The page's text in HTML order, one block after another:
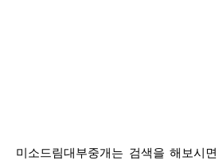
미소드림대부중개는 검색을 해보시